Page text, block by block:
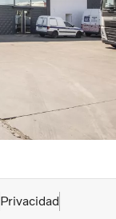
Privacidad